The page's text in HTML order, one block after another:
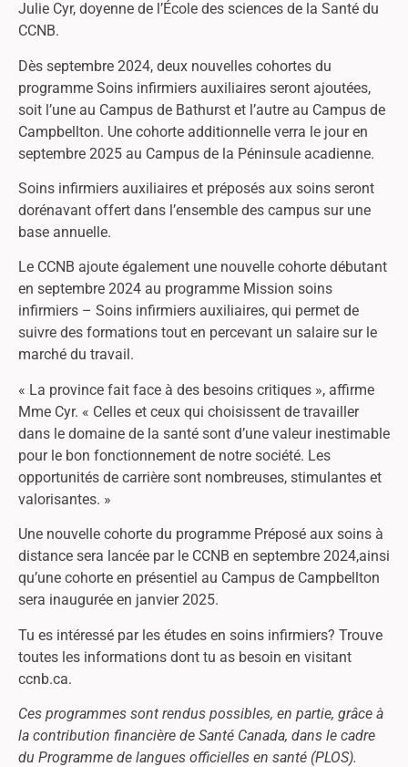
Julie Cyr, doyenne de l’École des sciences de la Santé du
CCNB.
Dès septembre 2024, deux nouvelles cohortes du
programme Soins infirmiers auxiliaires seront ajoutées,
soit l’une au Campus de Bathurst et l’autre au Campus de
Campbellton. Une cohorte additionnelle verra le jour en
septembre 2025 au Campus de la Péninsule acadienne.
Soins infirmiers auxiliaires et préposés aux soins seront
dorénavant offert dans l’ensemble des campus sur une
base annuelle.
Le CCNB ajoute également une nouvelle cohorte débutant
en septembre 2024 au programme Mission soins
infirmiers – Soins infirmiers auxiliaires, qui permet de
suivre des formations tout en percevant un salaire sur le
marché du travail.
« La province fait face à des besoins critiques », affirme
Mme Cyr. « Celles et ceux qui choisissent de travailler
dans le domaine de la santé sont d’une valeur inestimable
pour le bon fonctionnement de notre société. Les
opportunités de carrière sont nombreuses, stimulantes et
valorisantes. »
Une nouvelle cohorte du programme Préposé aux soins à
distance sera lancée par le CCNB en septembre 2024,ainsi
qu’une cohorte en présentiel au Campus de Campbellton
sera inaugurée en janvier 2025.
Tu es intéressé par les études en soins infirmiers? Trouve
toutes les informations dont tu as besoin en visitant
ccnb.ca.
Ces programmes sont rendus possibles, en partie, grâce à
la contribution financière de Santé Canada, dans le cadre
du Programme de langues officielles en santé (PLOS).